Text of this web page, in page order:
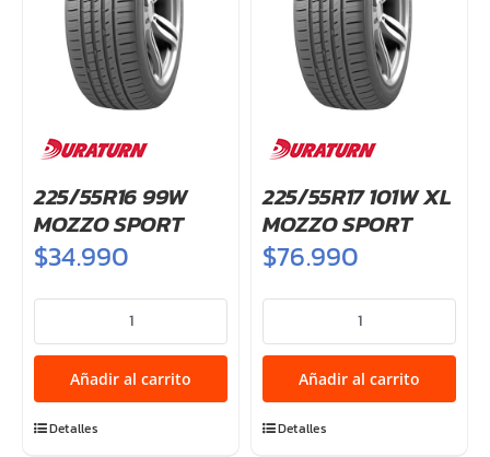
225/55R16 99W
MOZZO SPORT
$34.990
99W
MOZZO
SPORT
cantidad
Añadir al carrito
Detalles
225/55R17 101W XL
MOZZO SPORT
$76.990
101W
XL
MOZZO
SPORT
cantidad
Añadir al carrito
Detalles